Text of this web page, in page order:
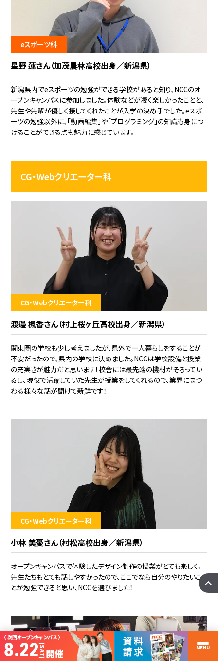
eスポーツ科
星野 蓮さん（加茂農林高校出身／新潟県）
新潟県内でeスポーツの勉強ができる学校があると知り、NCCのオ
ープンキャンパスに参加しました。体験などが凄く楽しかったことと、
先生や先輩が優しく接してくれたことが入学の決め手でした。eスポ
ーツの勉強以外に、「動画編集」や「プログラミング」の知識も身につ
けることができる点も魅力に感じています。
CG・Webクリエーター科
CG・Webクリエーター科
渡邉 楓香さん（村上桜ヶ丘高校出身／新潟県）
関東圏の学校も少し考えましたが、県外で一人暮らしをすることが
不安だったので、県内の学校に決めました。NCCは学校設備と授業
の充実さが魅力だと思います！校舎には最先端の機材がそろってい
るし、現役で活躍していた先生が授業をしてくれるので、業界にまつ
わる様々な話が聞けて新鮮です！
CG・Webクリエーター科
小林 美憂さん（村松高校出身／新潟県）
オープンキャンパスで体験したデザイン制作の授業がとても楽しく、
先生たちもとても話しやすかったので、ここでなら自分のやりたいこ
とが勉強できると思い、NCCを選びました！
〈 次回オープンキャンパス 〉
8.22(SAT)開催 MENU